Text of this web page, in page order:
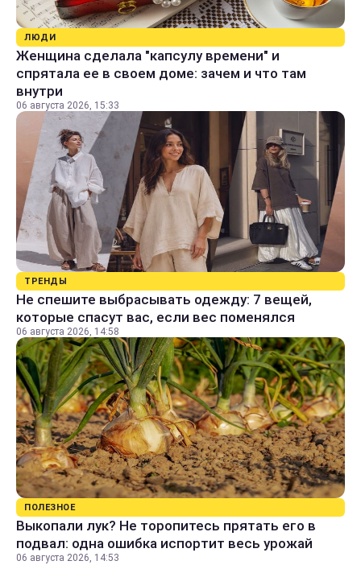
ЛЮДИ
Женщина сделала "капсулу времени" и
спрятала ее в своем доме: зачем и что там
внутри
06 августа 2026, 15:33
ТРЕНДЫ
Не спешите выбрасывать одежду: 7 вещей,
которые спасут вас, если вес поменялся
06 августа 2026, 14:58
ПОЛЕЗНОЕ
Выкопали лук? Не торопитесь прятать его в
подвал: одна ошибка испортит весь урожай
06 августа 2026, 14:53